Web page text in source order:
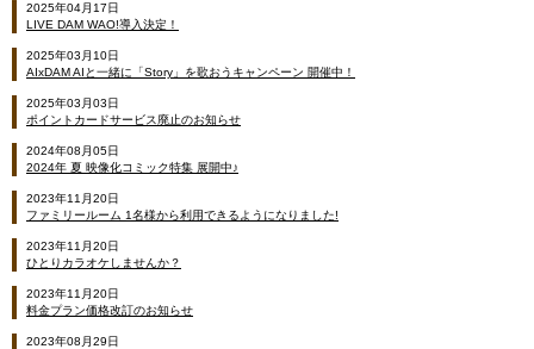
2025年04月17日
LIVE DAM WAO!導入決定！
2025年03月10日
AIxDAM AIと一緒に「Story」を歌おうキャンペーン 開催中！
2025年03月03日
ポイントカードサービス廃止のお知らせ
2024年08月05日
2024年 夏 映像化コミック特集 展開中♪
2023年11月20日
ファミリールーム 1名様から利用できるようになりました!
2023年11月20日
ひとりカラオケしませんか？
2023年11月20日
料金プラン価格改訂のお知らせ
2023年08月29日